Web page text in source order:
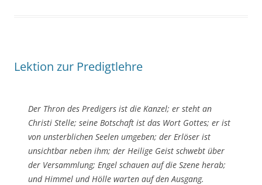
Lektion zur Predigtlehre
Der Thron des Predigers ist die Kanzel; er steht an
Christi Stelle; seine Botschaft ist das Wort Gottes; er ist
von unsterblichen Seelen umgeben; der Erlöser ist
unsichtbar neben ihm; der Heilige Geist schwebt über
der Versammlung; Engel schauen auf die Szene herab;
und Himmel und Hölle warten auf den Ausgang.